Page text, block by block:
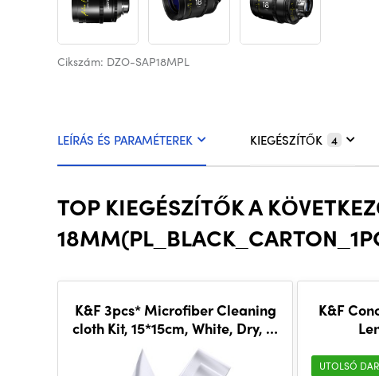
Cikszám: DZO-SAP18MPL
LEÍRÁS ÉS PARAMÉTEREK KIEGÉSZÍTŐK 4
TOP KIEGÉSZÍTŐK A
K&F 3pcs* Microfiber Cleaning
cloth Kit, 15*15cm, White, Dry, in
vacuum
K&F
UTOLSÓ